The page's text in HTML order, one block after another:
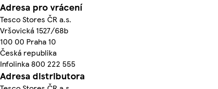
Adresa pro vrácení
Tesco Stores ČR a.s.
Vršovická 1527/68b
100 00 Praha 10
Česká republika
Infolinka 800 222 555
Adresa distributora